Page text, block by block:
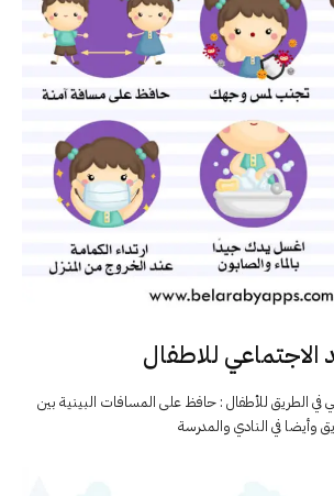
الاجتماعي للاطفال
في الطريق للأطفال : حافظ على المسافات البينية بين
وأيضا في النادي والمدرسة